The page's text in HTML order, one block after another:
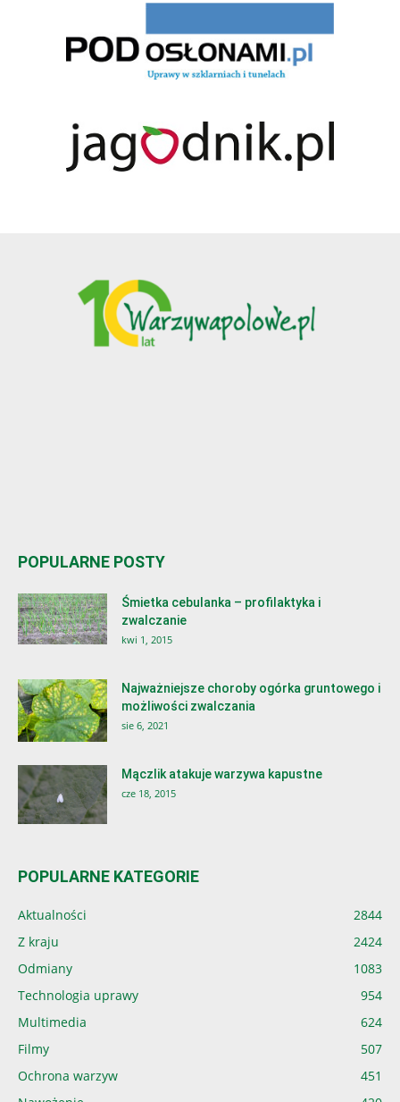
POPULARNE POSTY
Śmietka cebulanka – profilaktyka i
zwalczanie
kwi 1, 2015
Najważniejsze choroby ogórka gruntowego i
możliwości zwalczania
sie 6, 2021
Mączlik atakuje warzywa kapustne
cze 18, 2015
POPULARNE KATEGORIE
Aktualności
2844
Z kraju
2424
Odmiany
1083
Technologia uprawy
954
Multimedia
624
Filmy
507
Ochrona warzyw
451